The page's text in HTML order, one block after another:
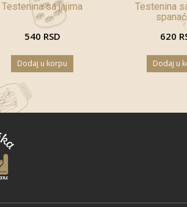
Testenina sa jajima
540 RSD
Dodaj u korpu
Testenina
620
Dodaj u